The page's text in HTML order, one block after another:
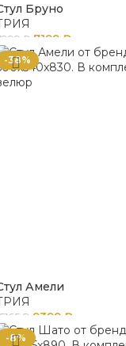
Бруно
₽ 7199 ₽
-38%
Амели
₽ 9399 ₽
-8%